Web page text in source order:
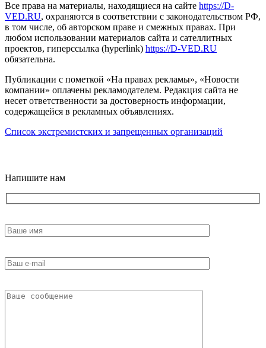
Все права на материалы, находящиеся на сайте https://D-
VED.RU, охраняются в соответствии с законодательством РФ,
в том числе, об авторском праве и смежных правах. При
любом использовании материалов сайта и сателлитных
проектов, гиперссылка (hyperlink) https://D-VED.RU
обязательна.
Публикации с пометкой «На правах рекламы», «Новости
компании» оплачены рекламодателем. Редакция сайта не
несет ответственности за достоверность информации,
содержащейся в рекламных объявлениях.
Список экстремистских и запрещенных организаций
Напишите нам